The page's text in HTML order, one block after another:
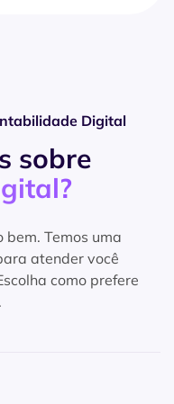
Digital
sobre
bem. Temos uma
atender você
como prefere